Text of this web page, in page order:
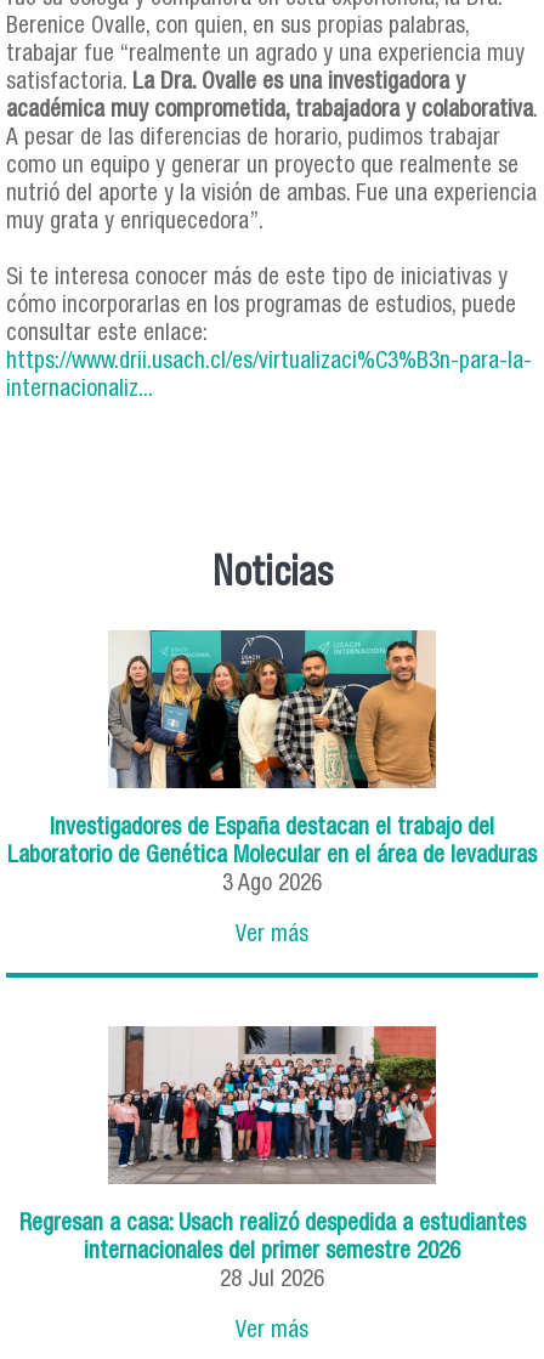
Berenice Ovalle, con quien, en sus propias palabras,
trabajar fue “realmente un agrado y una experiencia muy
satisfactoria. La Dra. Ovalle es una investigadora y
académica muy comprometida, trabajadora y colaborativa.
A pesar de las diferencias de horario, pudimos trabajar
como un equipo y generar un proyecto que realmente se
nutrió del aporte y la visión de ambas. Fue una experiencia
muy grata y enriquecedora”.
Si te interesa conocer más de este tipo de iniciativas y
cómo incorporarlas en los programas de estudios, puede
consultar este enlace:
https://www.drii.usach.cl/es/virtualizaci%C3%B3n-para-la-
internacionaliz...
Noticias
Investigadores de España destacan el trabajo del
Laboratorio de Genética Molecular en el área de levaduras
3 Ago 2026
Ver más
Regresan a casa: Usach realizó despedida a estudiantes
internacionales del primer semestre 2026
28 Jul 2026
Ver más